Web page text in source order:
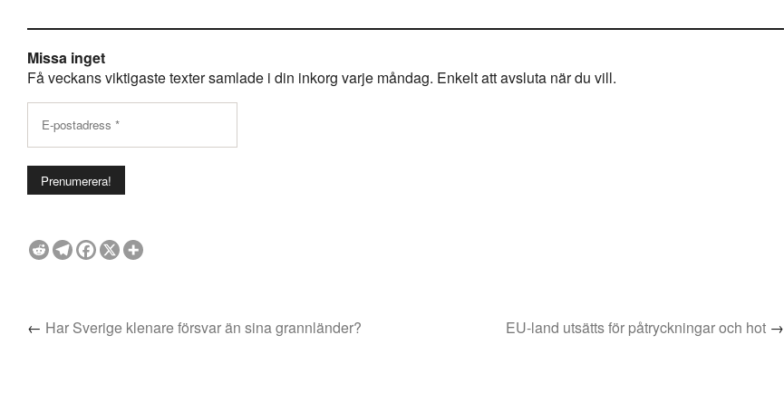
Missa inget
Få veckans viktigaste texter samlade i din inkorg varje måndag. Enkelt att avsluta när du vill.
← Har Sverige klenare försvar än sina grannländer? EU-land utsätts för påtryckningar och hot→